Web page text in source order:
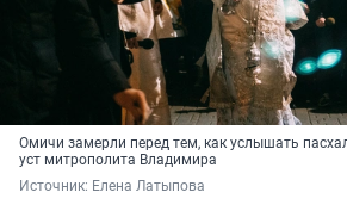
Омичи замерли перед тем, как услышать
уст митрополита Владимира
Источник: Елена Латыпова